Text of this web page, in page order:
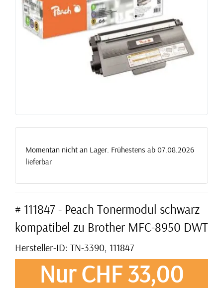
Momentan nicht an Lager. Frühestens ab 07.08.2026
lieferbar
# 111847 - Peach Tonermodul schwarz
kompatibel zu Brother MFC-8950 DWT
Hersteller-ID: TN-3390, 111847
Nur CHF 33,00